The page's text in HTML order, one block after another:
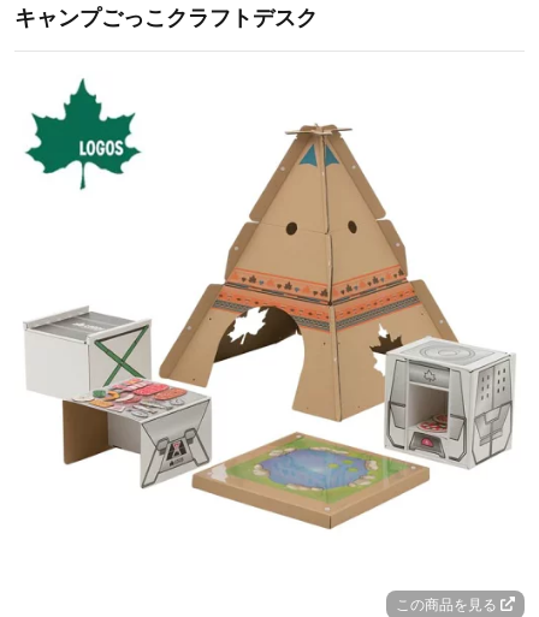
キャンプごっこクラフトデスク
この商品を見る